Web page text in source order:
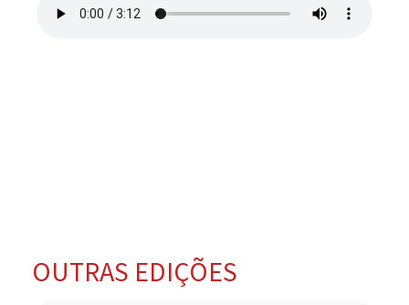
OUTRAS EDIÇÕES